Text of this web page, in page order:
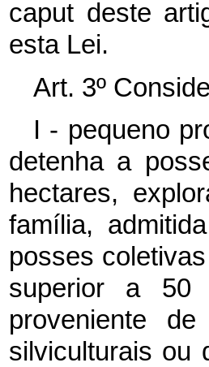
caput deste
esta Lei.
Art. 3º
I - pequeno
detenha a
hectares,
família,
posses
superior a 50
proveniente
silviculturais ou